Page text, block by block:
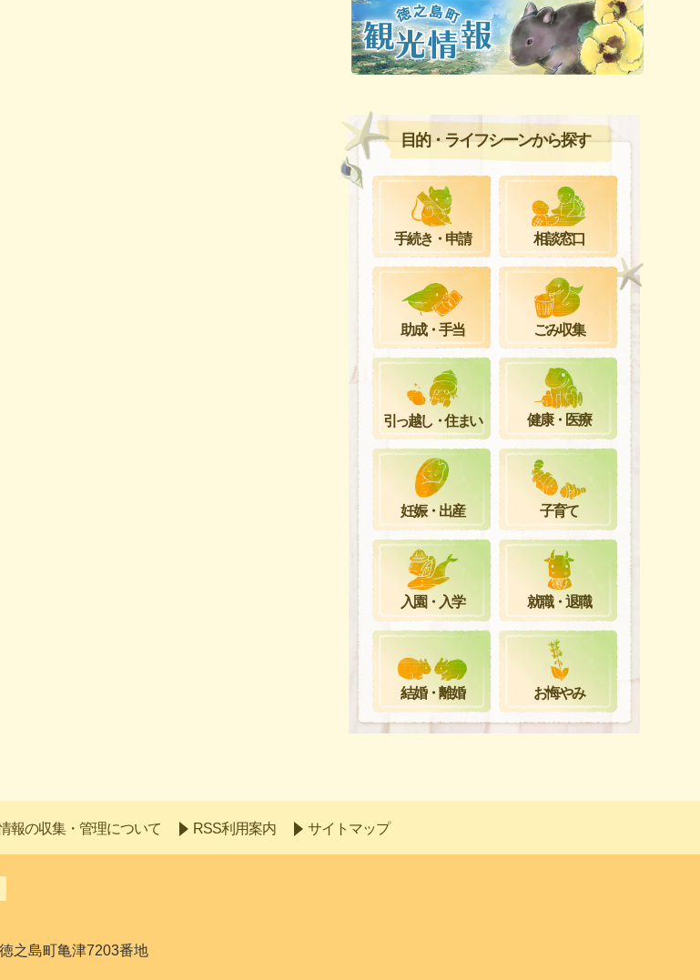
目的・ライフシーンから探す
手続き・申請 相談窓口
助成・手当 ごみ収集
引っ越し・住まい 健康・医療
妊娠・出産 子育て
入園・入学 就職・退職
結婚・離婚 お悔やみ
報の収集・管理について RSS利用案内 サイトマップ
之島町亀津7203番地